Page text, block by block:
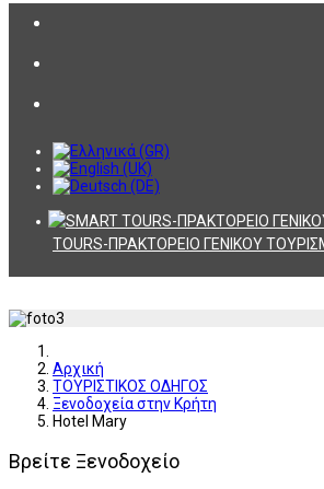
TOURS-ΠΡΑΚΤΟΡΕΙΟ ΓΕΝΙΚΟΥ
Αρχική
ΤΟΥΡΙΣΤΙΚΟΣ ΟΔΗΓΟΣ
Ξενοδοχεία στην Κρήτη
Hotel Mary
Βρείτε Ξενοδοχείο